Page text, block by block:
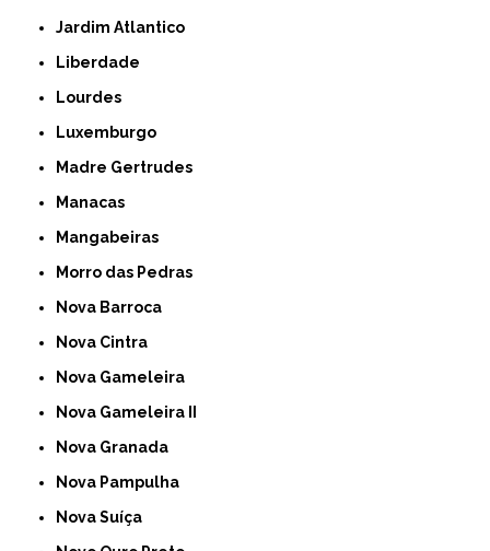
Jardim Atlantico
Liberdade
Lourdes
Luxemburgo
Madre Gertrudes
Manacas
Mangabeiras
Morro das Pedras
Nova Barroca
Nova Cintra
Nova Gameleira
Nova Gameleira II
Nova Granada
Nova Pampulha
Nova Suíça